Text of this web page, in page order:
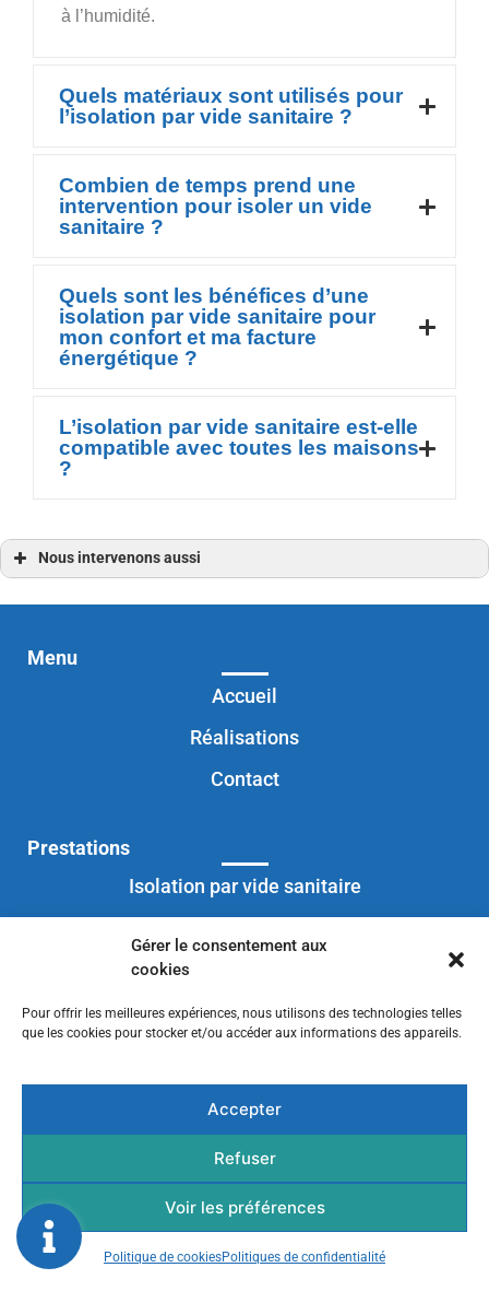
Gérer le consentement aux
cookies
Pour offrir les meilleures expériences, nous utilisons des technologies telles
que les cookies pour stocker et/ou accéder aux informations des appareils.
Accepter
Refuser
Voir les préférences
Politique de cookiesPolitiques de confidentialité
à l’humidité.
Quels matériaux sont utilisés pour
l’isolation par vide sanitaire ?
Combien de temps prend une
intervention pour isoler un vide
sanitaire ?
Quels sont les bénéfices d’une
isolation par vide sanitaire pour
mon confort et ma facture
énergétique ?
L’isolation par vide sanitaire est-elle
compatible avec toutes les maisons
?
Nous intervenons aussi
Isolation par vide sanitaire à Locminé
Isolation par vide sanitaire à Ploërmel
Isolation par vide sanitaire à Malansac
Isolation par vide sanitaire à Muzillac
Isolation par vide sanitaire à Quimperlé
Isolation par vide sanitaire à Sarzeau
Isolation par vide sanitaire à Pluvigner
Menu
Accueil
Réalisations
Contact
Prestations
Isolation par vide sanitaire
Maison neuve et rénovation
Maison conteneur
Politique de confidentialité
Plan de site